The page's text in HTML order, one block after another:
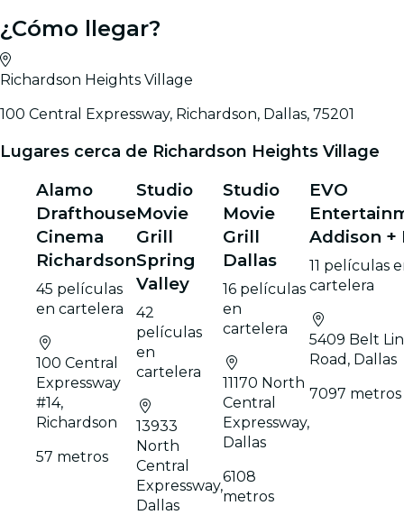
¿Cómo llegar?
Richardson Heights Village
100 Central Expressway, Richardson, Dallas, 75201
Lugares cerca de Richardson Heights Village
Alamo
Drafthouse
Cinema
Richardson
45 películas
en cartelera
100 Central
Expressway
#14,
Richardson
57 metros
Studio
Movie
Grill
Spring
Valley
42
películas
en
cartelera
13933
North
Central
Expressway,
Dallas
Studio
Movie
Grill
Dallas
16 películas
en
cartelera
11170 North
Central
Expressway,
Dallas
6108
metros
EVO
Addison +
11 películas
cartelera
5409 Belt
Road, Dallas
7097 metros